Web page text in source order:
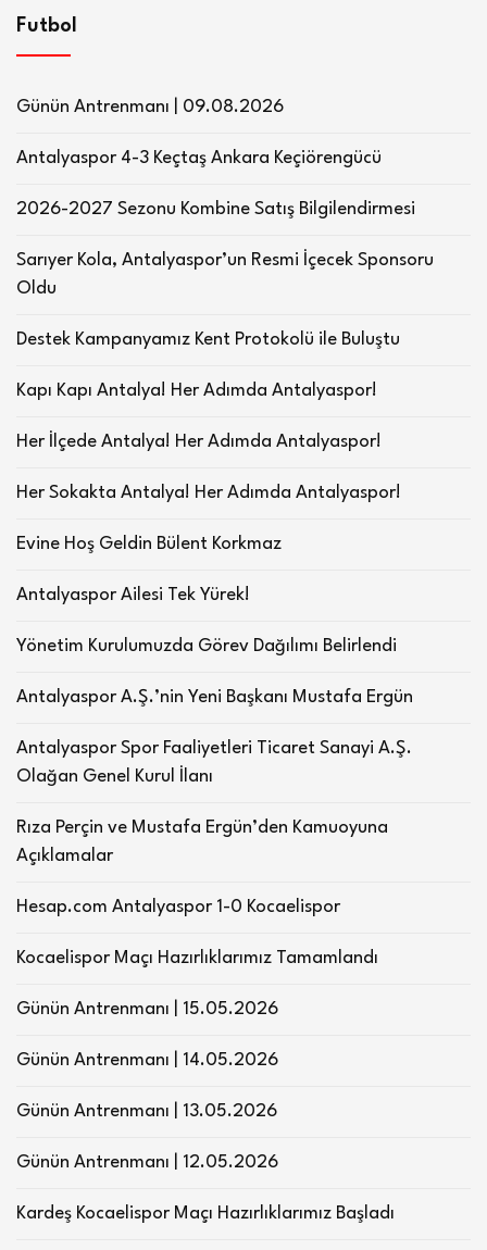
Futbol
Günün Antrenmanı | 09.08.2026
Antalyaspor 4-3 Keçtaş Ankara Keçiörengücü
2026-2027 Sezonu Kombine Satış Bilgilendirmesi
Sarıyer Kola, Antalyaspor’un Resmi İçecek Sponsoru
Oldu
Destek Kampanyamız Kent Protokolü ile Buluştu
Kapı Kapı Antalya! Her Adımda Antalyaspor!
Her İlçede Antalya! Her Adımda Antalyaspor!
Her Sokakta Antalya! Her Adımda Antalyaspor!
Evine Hoş Geldin Bülent Korkmaz
Antalyaspor Ailesi Tek Yürek!
Yönetim Kurulumuzda Görev Dağılımı Belirlendi
Antalyaspor A.Ş.’nin Yeni Başkanı Mustafa Ergün
Antalyaspor Spor Faaliyetleri Ticaret Sanayi A.Ş.
Olağan Genel Kurul İlanı
Rıza Perçin ve Mustafa Ergün’den Kamuoyuna
Açıklamalar
Hesap.com Antalyaspor 1-0 Kocaelispor
Kocaelispor Maçı Hazırlıklarımız Tamamlandı
Günün Antrenmanı | 15.05.2026
Günün Antrenmanı | 14.05.2026
Günün Antrenmanı | 13.05.2026
Günün Antrenmanı | 12.05.2026
Kardeş Kocaelispor Maçı Hazırlıklarımız Başladı